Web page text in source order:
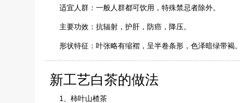
适宜人群：一般人群都可饮用，特殊禁忌者除外。
主要功效：抗辐射，护肝，防癌，降压。
形状特征：叶张略有缩褶，呈半卷条形，色泽暗绿带褐。
新工艺白茶的做法
1、柿叶山楂茶